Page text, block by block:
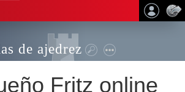
de ajedrez
Fritz online